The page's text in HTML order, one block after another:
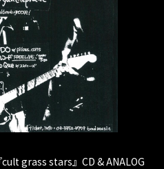
grass stars』CD & ANALOG